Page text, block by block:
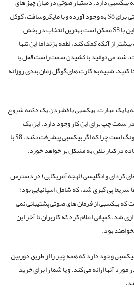
دیگر، انقلابی در دستورات صوتی برای S8 به وجود آورده و با مایکروسافت، گوگل
و اپل رقابت می کند. راه اندازی این با S8 ممکن است بهترین انتخاب در بخش
از آنکه کمک کند، لطمه بزند اما این تنها
شما می توانید با کشیدن سمت راست قفل یا
شبیه به کارت های گوگل زمان بندی روزانه
یا یک عبارت، بیکسبی با فشردن یک دکمه شروع
سمت چپ برای این کار وجود دارد. این یک
حرکت جسورانه از سوی سامسونگ است چرا که اگر بیکسبی پیشرفت نکند، S8 با
در کنار تلفن به مشکل بر خواهد خورد.
های کره ای و انگلیسی (لهجه آمریکایی) در دسترس
پی گیری شد، که شامل اسپانیایی بود؛
که بیکسبی از فرمان های صوتی پشتیبانی نمی
شد. کمپانی اعلام کرد که کاربران تا آخر این
بود.
وجود دارد که همه چیز را از طریق دوربین
آنها ارائه می کند. و یا شما را برای خرید